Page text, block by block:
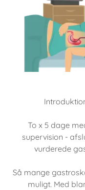
To x 5 dage
supervision -
vurderede
Så mange
muligt. Med